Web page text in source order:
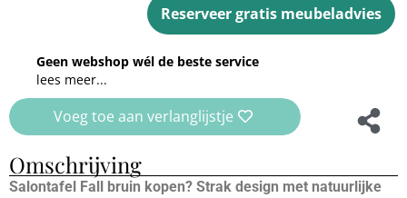
Reserveer gratis meubeladvies
Geen webshop wél de beste service
lees meer...
Voeg toe aan verlanglijstje
Omschrijving
Salontafel Fall bruin kopen? Strak design met natuurlijke